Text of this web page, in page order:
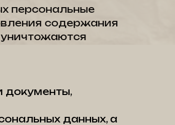
персональные
содержания
документы,
данных, а